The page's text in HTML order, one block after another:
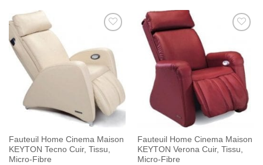
à la
wishlist
Fauteuil Home Cinema Maison
KEYTON Tecno Cuir, Tissu,
Micro-Fibre
wishlist
Fauteuil Home Cinema Maison
KEYTON Verona Cuir, Tissu,
Micro-Fibre